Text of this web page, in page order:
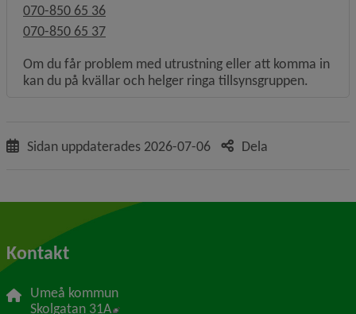
070-850 65 36
070-850 65 37
Om du får problem med utrustning eller att komma in
kan du på kvällar och helger ringa tillsynsgruppen.
Sidan uppdaterades 2026-07-06 Dela
Kontakt
Umeå kommun
Skolgatan 31A Länk till annan webbplats, öppnas i nytt